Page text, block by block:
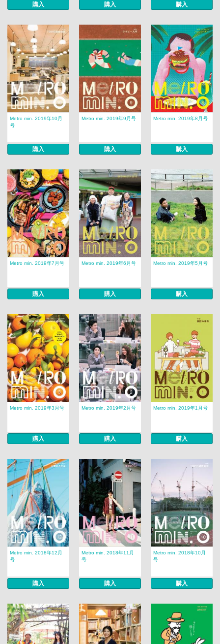
購入 購入 購入
Metro min. 2019年10月
号
購入
Metro min. 2019年9月号
購入
Metro min. 2019年8月号
購入
Metro min. 2019年7月号
購入
Metro min. 2019年6月号
購入
Metro min. 2019年5月号
購入
Metro min. 2019年3月号
購入
Metro min. 2019年2月号
購入
Metro min. 2019年1月号
購入
Metro min. 2018年12月
号
購入
Metro min. 2018年11月
号
購入
Metro min. 2018年10月
号
購入